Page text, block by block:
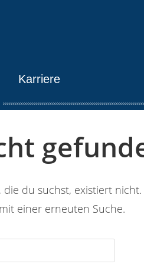
Karriere
die du suchst, existiert nicht.
einer erneuten Suche.